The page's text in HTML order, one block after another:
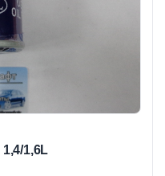
1,6L